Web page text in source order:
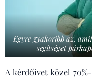
Egyre gyakoribb az,
segítséget
A kérdőívet közel